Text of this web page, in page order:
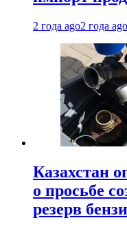
2 года ago2 года ago
Казахстан
о просьбе
резерв